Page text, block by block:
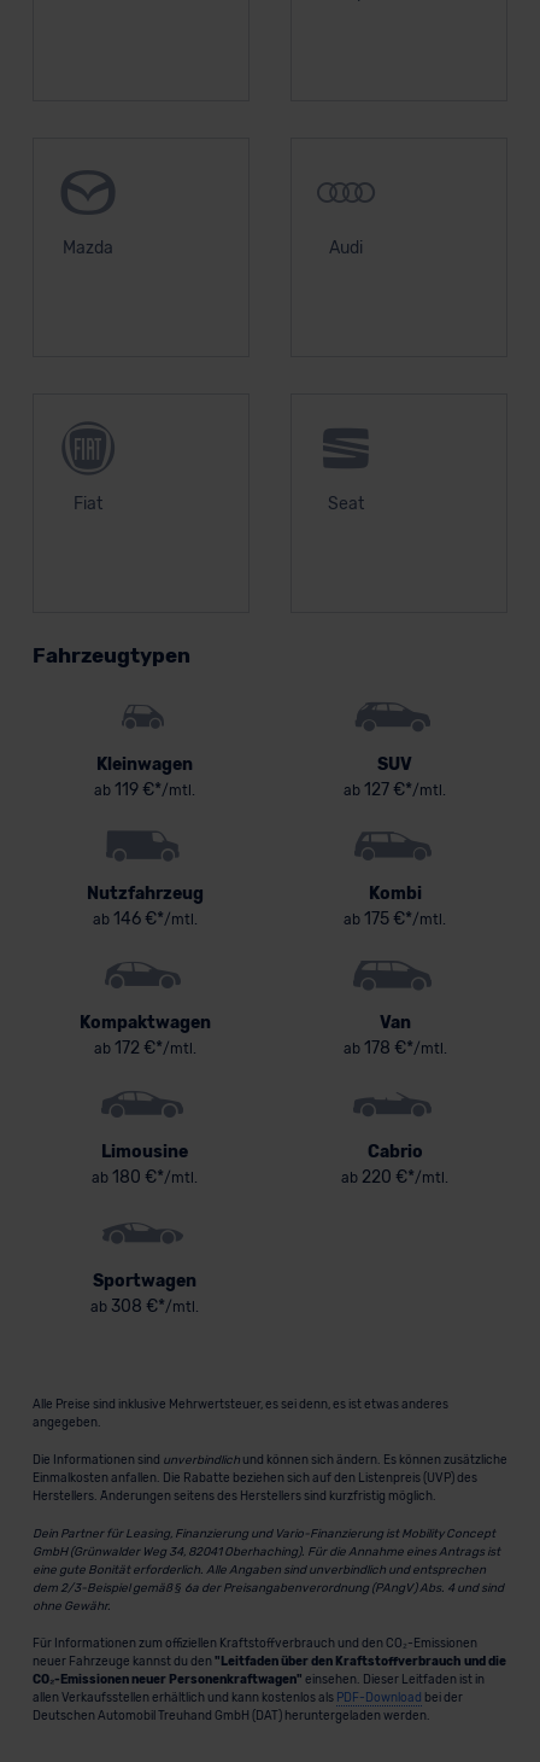
Mazda Audi
Fiat Seat
Fahrzeugtypen
Kleinwagen
ab 119 €*/mtl.
SUV
ab 127 €*/mtl.
Nutzfahrzeug
ab146 €*/mtl.
Kombi
ab 175 €*/mtl.
Kompaktwagen
ab172 €*/mtl.
Van
ab178 €*/mtl.
Limousine
ab 180 €*/mtl.
Cabrio
ab 220 €*/mtl.
Sportwagen
ab 308 €*/mtl.
Alle Preise sind inklusive Mehrwertsteuer, es sei denn, es ist etwas anderes
angegeben.
Die Informationen sind unverbindlichund können sich ändern. Es können zusätzliche
Einmalkosten anfallen. Die Rabatte beziehen sich auf den Listenpreis (UVP) des
Herstellers. Änderungen seitens des Herstellers sind kurzfristig möglich.
Dein Partner für Leasing, Finanzierung und Vario-Finanzierung ist Mobility Concept
GmbH (Grünwalder Weg 34, 82041 Oberhaching). Für die Annahme eines Antrags ist
eine gute Bonität erforderlich. Alle Angaben sind unverbindlich und entsprechen
dem 2/3-Beispiel gemäß § 6a der Preisangabenverordnung (PAngV) Abs. 4 und sind
ohne Gewähr.
Für Informationen zum offiziellen Kraftstoffverbrauch und den CO₂-Emissionen
neuer Fahrzeuge kannst du den "Leitfaden über den Kraftstoffverbrauch und die
CO₂-Emissionen neuer Personenkraftwagen" einsehen. Dieser Leitfaden ist in
allen Verkaufsstellen erhältlich und kann kostenlos als PDF-Download bei der
Deutschen Automobil Treuhand GmbH (DAT) heruntergeladen werden.